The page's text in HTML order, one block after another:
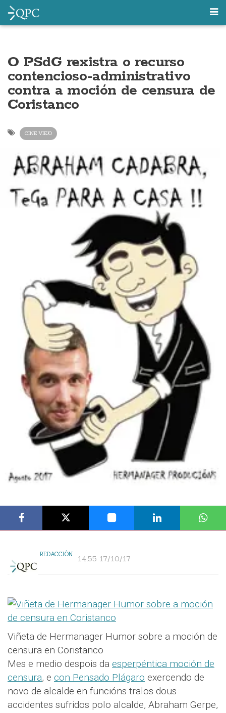
O PSdG rexistra o recurso
contencioso-administrativo
contra a moción de censura de
Coristanco
CINE VIEJO
REDACCIÓN 14:55 17/10/17
Viñeta de Hermanager Humor sobre a moción de
censura en Coristanco
Mes e medio despois da esperpéntica moción de
censura, e con Pensado Plágaro exercendo de
novo de alcalde en funcións tralos dous
accidentes sufridos polo alcalde, Abraham Gerpe,